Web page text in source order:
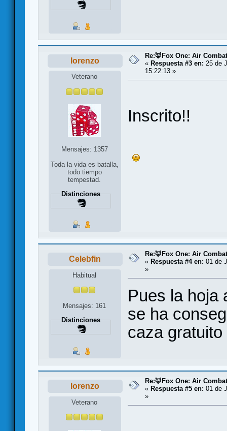
lorenzo
Veterano
Mensajes: 1357
Toda la vida es batalla,
todo tiempo
tempestad.
Distinciones
Re:🦊Fox One: Air
« Respuesta #3 en: 25 de
15:22:13 »
Inscrito!!
Celebfin
Habitual
Mensajes: 161
Distinciones
Re:🦊Fox One: Air
« Respuesta #4 en: 01 de
»
Pues la hoja
se ha
caza
lorenzo
Veterano
Re:🦊Fox One: Air
« Respuesta #5 en: 01 de
»